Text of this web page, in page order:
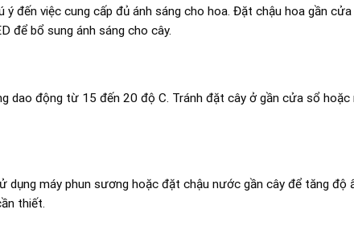
đến việc cung cấp đủ ánh sáng cho hoa. Đặt chậu hoa gần
để bổ sung ánh sáng cho cây.
dao động từ 15 đến 20 độ C. Tránh đặt cây ở gần cửa sổ hoặc
máy phun sương hoặc đặt chậu nước gần cây để tăng độ
thiết.